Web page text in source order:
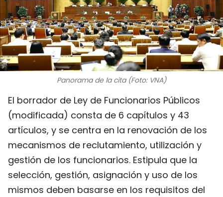
HISTORIAS MULTIMEDIA
FOTOGRAFÍA
¿QUIÉNES SOMOS?
TIẾNG VIỆT
ENGLISH
中文
FRANÇAIS
РУССКИЙ
Panorama de la cita (Foto: VNA)
El borrador de Ley de Funcionarios Públicos
(modificada) consta de 6 capítulos y 43
artículos, y se centra en la renovación de los
mecanismos de reclutamiento, utilización y
gestión de los funcionarios. Estipula que la
selección, gestión, asignación y uso de los
mismos deben basarse en los requisitos del